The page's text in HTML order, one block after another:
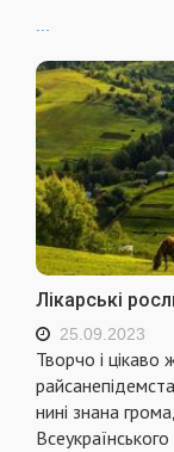
Лікарські
25.09.2023
Творчо і цікаво
нині знана